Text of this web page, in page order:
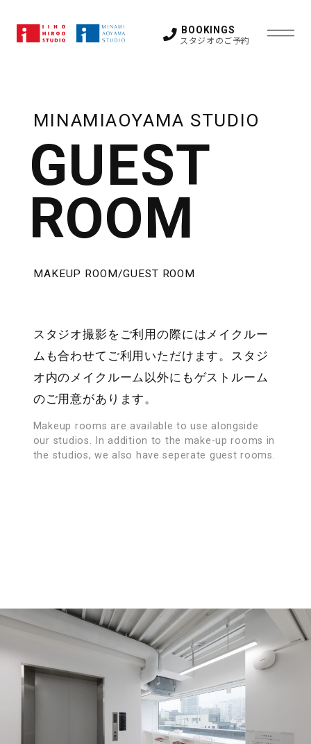
BOOKINGS
スタジオのご予約
HIROO
STUDIO
STUDIO 1
STUDIO 2
STUDIO 3
STUDIO 4
STUDIO 5
GUEST ROOM
OTHER SPACE
AOYAMA
STUDIO
STUDIO A
STUDIO B
STUDIO C
STUDIO E
PARKING
ACCESS
LOCATION SUPPORT
FAQ
BOOKINGS
スタジオ・ロケのご予約
03-5786-2511
iinomedia_booki
HIROO STUDIO
広尾スタジオ
03-5467-
7415
03-5786-2511
ACCESS MAP
MINAMIAOYAMA STUDIO
GUEST
ROOM
MAKEUP ROOM/GUEST ROOM
スタジオ撮影をご利用の際にはメイクルー
ムも合わせてご利用いただけます。スタジ
オ内のメイクルーム以外にもゲストルーム
のご用意があります。
Makeup rooms are available to use alongside
our studios. In addition to the make-up rooms in
the studios, we also have seperate guest rooms.